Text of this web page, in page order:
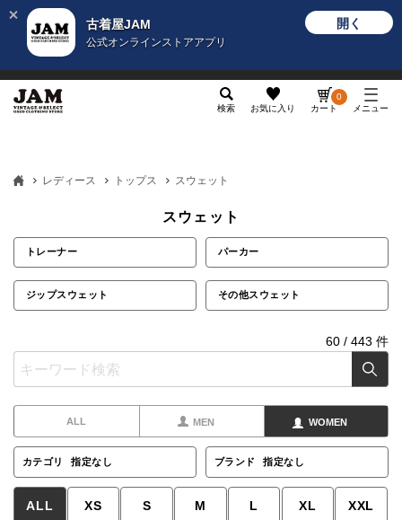
古着屋JAM
公式オンラインストアアプリ
開く
検索 お気に入り カート
0
メニュー
レディース トップス スウェット
スウェット
トレーナー パーカー
ジップスウェット その他スウェット
60 / 443 件
ALL MEN WOMEN
カテゴリ 指定なし ブランド 指定なし
ALL XS S M L XL XXL